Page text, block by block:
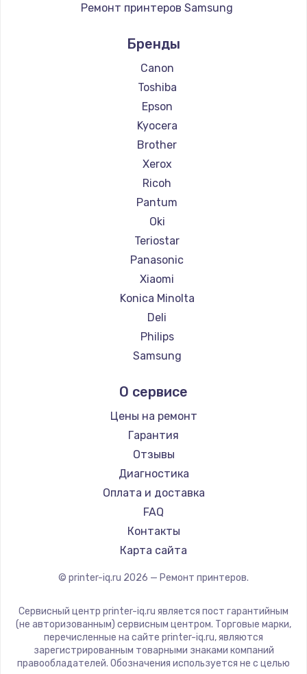
Ремонт принтеров Samsung
Ремонт принтеров Lexmark
Ремонт принтеров Sharp
Ремонт принтеров TSC
Ремонт принтеров Fujitsu
Ремонт принтеров Godex
Бренды
Canon
Toshiba
Epson
Kyocera
Brother
Xerox
Ricoh
Pantum
Oki
Teriostar
Panasonic
Xiaomi
Konica Minolta
Deli
Philips
Samsung
Lexmark
Sharp
TSC
Fujitsu
Godex
О сервисе
Цены на ремонт
Гарантия
Отзывы
Диагностика
Оплата и доставка
FAQ
Контакты
Карта сайта
© printer-iq.ru 2026 — Ремонт принтеров.
Сервисный центр printer-iq.ru является пост гарантийным
(не авторизованным) сервисным центром. Торговые марки,
перечисленные на сайте printer-iq.ru, являются
зарегистрированным товарными знаками компаний
правообладателей. Обозначения используется не с целью